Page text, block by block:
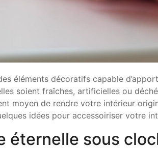
éléments décoratifs capable
soient fraîches, artificielles ou
moyen de rendre votre intérieur
idées pour accessoiriser votre
éternelle sous